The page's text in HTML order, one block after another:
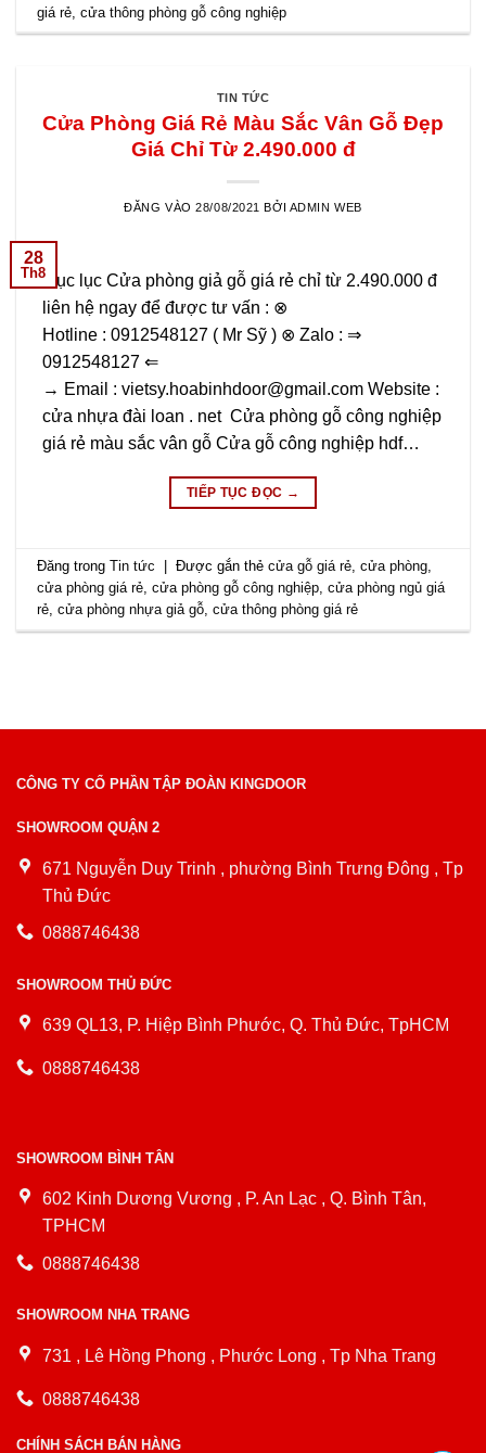
giá rẻ ,cửa thông phòng gỗ công nghiệp
TIN TỨC
Cửa Phòng Giá Rẻ Màu Sắc Vân Gỗ Đẹp
Giá Chỉ Từ 2.490.000 đ
ĐĂNG VÀO28/08/2021 BỞI ADMIN WEB
28
Th8Mục lục Cửa phòng giả gỗ giá rẻ chỉ từ 2.490.000 đ
liên hệ ngay để được tư vấn : ⊗
Hotline : 0912548127 ( Mr Sỹ ) ⊗ Zalo : ⇒
0912548127 ⇐
→ Email : vietsy.hoabinhdoor@gmail.com Website :
cửa nhựa đài loan . net Cửa phòng gỗ công nghiệp
giá rẻ màu sắc vân gỗ Cửa gỗ công nghiệp hdf…
TIẾP TỤC ĐỌC →
Đăng trongTin tức Được gắn thẻcửa gỗ giá rẻ,cửa phòng,
cửa phòng giá rẻ,cửa phòng gỗ công nghiệp,cửa phòng ngủ giá
rẻ,cửa phòng nhựa giả gỗ,cửa thông phòng giá rẻ
CÔNG TY CỔ PHẦN TẬP ĐOÀN KINGDOOR
SHOWROOM QUẬN 2
671 Nguyễn Duy Trinh , phường Bình Trưng Đông , Tp
Thủ Đức
0888746438
SHOWROOM THỦ ĐỨC
639 QL13, P. Hiệp Bình Phước, Q. Thủ Đức, TpHCM
0888746438
SHOWROOM BÌNH TÂN
602 Kinh Dương Vương , P. An Lạc , Q. Bình Tân,
TPHCM
0888746438
SHOWROOM NHA TRANG
731 , Lê Hồng Phong , Phước Long , Tp Nha Trang
0888746438
CHÍNH SÁCH BÁN HÀNG